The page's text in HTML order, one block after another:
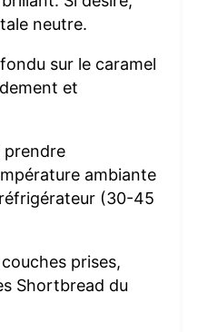
neutre.
sur le caramel
et
prendre
ambiante
(30-45
prises,
Shortbread du